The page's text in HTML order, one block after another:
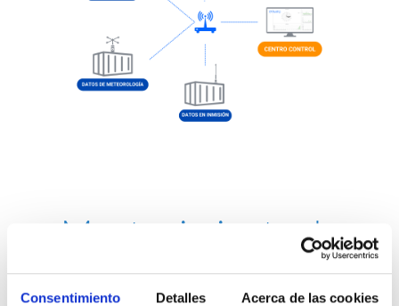
Consentimiento Detalles Acerca de las cookies
Mantenimiento de
Redes